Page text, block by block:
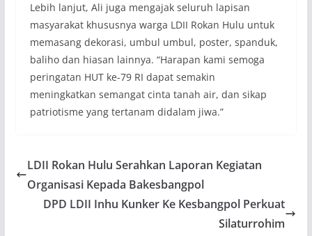
Lebih lanjut, Ali juga mengajak seluruh lapisan
masyarakat khususnya warga LDII Rokan Hulu untuk
memasang dekorasi, umbul umbul, poster, spanduk,
baliho dan hiasan lainnya. “Harapan kami semoga
peringatan HUT ke-79 RI dapat semakin
meningkatkan semangat cinta tanah air, dan sikap
patriotisme yang tertanam didalam jiwa.”
LDII Rokan Hulu Serahkan Laporan Kegiatan
Organisasi Kepada Bakesbangpol
DPD LDII Inhu Kunker Ke Kesbangpol Perkuat
Silaturrohim